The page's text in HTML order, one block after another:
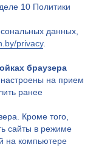
10 Политики
данных,
privacy.
браузера
на прием
ранее
Кроме того,
сайты в режиме
на компьютере